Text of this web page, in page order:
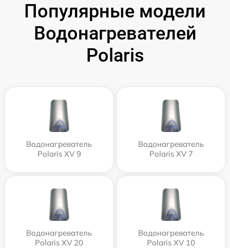
Популярные модели
Водонагревателей
Polaris
Водонагреватель
Polaris XV 9
Водонагреватель
Polaris XV 7
Водонагреватель
Polaris XV 20
Водонагреватель
Polaris XV 10